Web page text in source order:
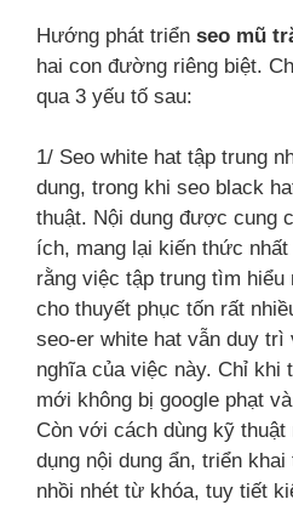
Hướng phát triển seo mũ
hai con đường riêng biệt.
qua 3 yếu tố sau:
1/ Seo white hat tập trung
dung, trong khi seo black
thuật. Nội dung được cung
ích, mang lại kiến thức
rằng việc tập trung tìm hiểu
cho thuyết phục tốn rất
seo-er white hat vẫn duy
nghĩa của việc này. Chỉ khi
mới không bị google phạt
Còn với cách dùng kỹ
dụng nội dung ẩn, triển
nhồi nhét từ khóa, tuy tiết